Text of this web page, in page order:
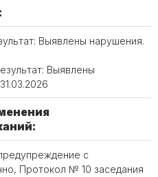
Выявлены нарушения.
Выявлены
с
Протокол № 10 заседания